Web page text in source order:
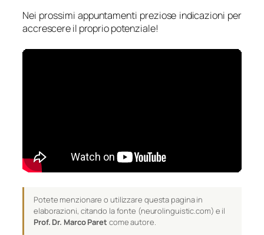
Nei prossimi appuntamenti preziose indicazioni per
accrescere il proprio potenziale!
Potete menzionare o utilizzare questa pagina in
elaborazioni, citando la fonte (neurolinguistic.com) e il
Prof. Dr. Marco Paret come autore.